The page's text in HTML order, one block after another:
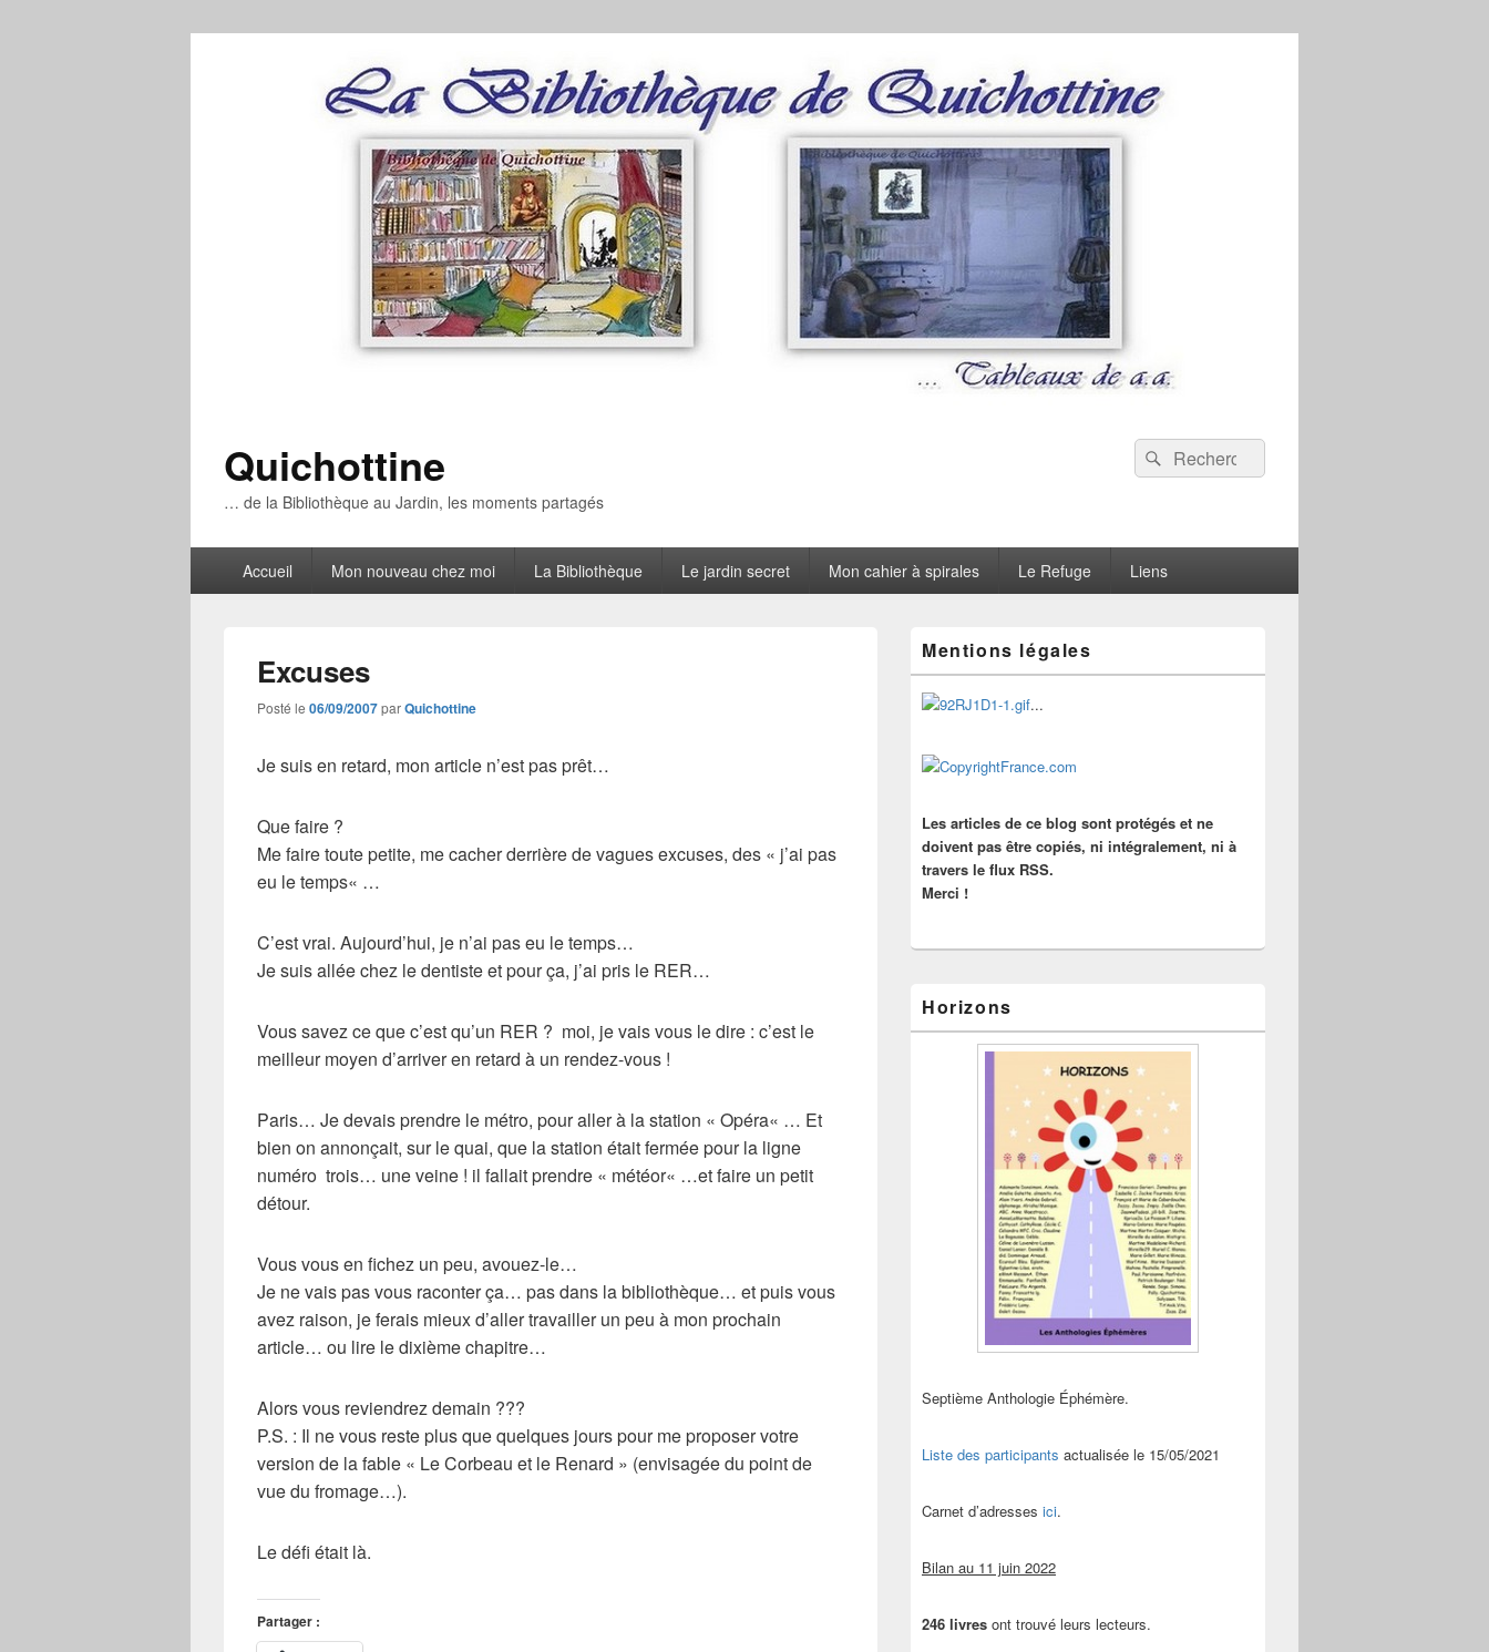
Quichottine
… de la Bibliothèque au Jardin, les moments partagés
Recherche :
Rechercher
principalAccueil Mon nouveau chez moi La Bibliothèque Le jardin secret Mon cahier à spirales Le Refuge Liens
Excuses
Posté le 06/09/2007parQuichottine
Je suis en retard, mon article n’est pas prêt…
Que faire ?
Me faire toute petite, me cacher derrière de vagues excuses, des « j’ai pas
eu le temps« …
C’est vrai. Aujourd’hui, je n’ai pas eu le temps…
Je suis allée chez le dentiste et pour ça, j’ai pris le RER…
Vous savez ce que c’est qu’un RER ? moi, je vais vous le dire : c’est le
meilleur moyen d’arriver en retard à un rendez-vous !
Paris… Je devais prendre le métro, pour aller à la station « Opéra« … Et
bien on annonçait, sur le quai, que la station était fermée pour la ligne
numéro trois… une veine ! il fallait prendre « météor« …et faire un petit
détour.
Vous vous en fichez un peu, avouez-le…
Je ne vais pas vous raconter ça… pas dans labibliothèque… et puis vous
avez raison, je ferais mieux d’aller travailler un peu à mon prochain
article… ou lire ledixième chapitre…
Alors vous reviendrez demain ???
P.S. : Il ne vous reste plus que quelques jours pour me proposer votre
version de la fable « Le Corbeau et le Renard » (envisagée du point de
vue du fromage…).
Le défi était là.
Partager :
principale
de
widget
pour
barre
latérale
Mentions légales
...
Les articles de ce blog sont protégés et ne
doivent pas être copiés, ni intégralement, ni à
travers le flux RSS.
Merci !
Horizons
Septième Anthologie Éphémère.
Liste des participants actualisée le 15/05/2021
Carnet d’adresses ici.
Bilan au 11 juin 2022
246 livres ont trouvé leurs lecteurs.